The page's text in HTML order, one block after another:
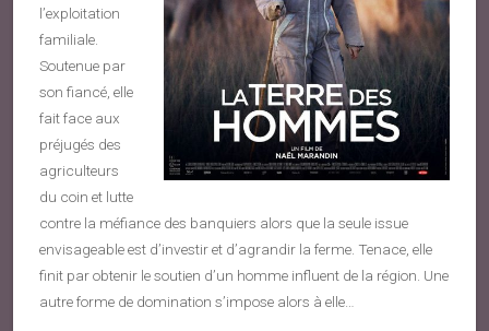
l’exploitation
familiale.
Soutenue par
son fiancé, elle
fait face aux
préjugés des
agriculteurs
du coin et lutte
contre la méfiance des banquiers alors que la seule issue
envisageable est d’investir et d’agrandir la ferme. Tenace, elle
finit par obtenir le soutien d’un homme influent de la région. Une
autre forme de domination s’impose alors à elle…